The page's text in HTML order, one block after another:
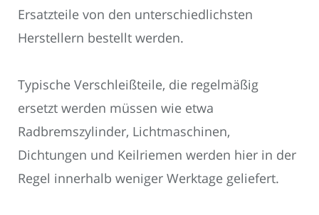
Ersatzteile von den unterschiedlichsten
Herstellern bestellt werden.
Typische Verschleißteile, die regelmäßig
ersetzt werden müssen wie etwa
Radbremszylinder, Lichtmaschinen,
Dichtungen und Keilriemen werden hier in der
Regel innerhalb weniger Werktage geliefert.